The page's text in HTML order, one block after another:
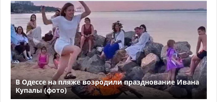
В Одессе на пляже возродили празднование Ивана
Купалы (фото)